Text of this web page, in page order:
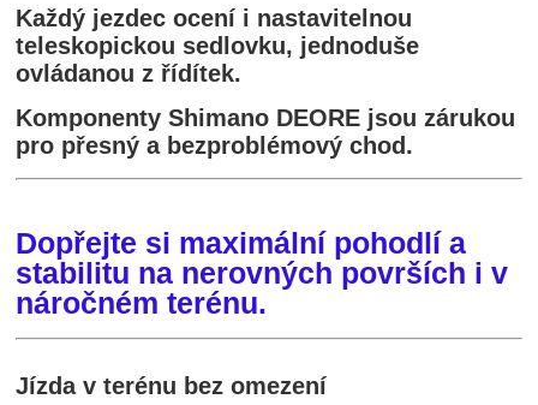
Každý jezdec ocení i nastavitelnou
teleskopickou sedlovku, jednoduše
ovládanou z řídítek.
Komponenty Shimano DEORE jsou zárukou
pro přesný a bezproblémový chod.
Dopřejte si maximální pohodlí a
stabilitu na nerovných površích i v
náročném terénu.
Jízda v terénu bez omezení